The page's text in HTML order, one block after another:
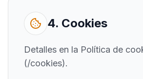
4. Cookies
Detalles en la Política de
(/cookies).